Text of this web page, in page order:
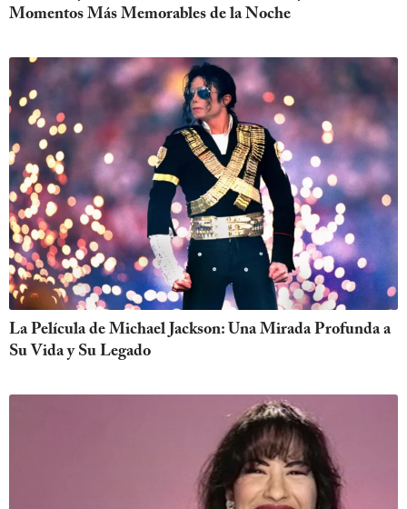
Momentos Más Memorables de la Noche
La Película de Michael Jackson: Una Mirada Profunda a
Su Vida y Su Legado